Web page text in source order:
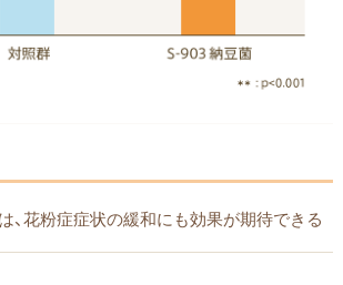
は、花粉症症状の緩和にも効果が期待できる